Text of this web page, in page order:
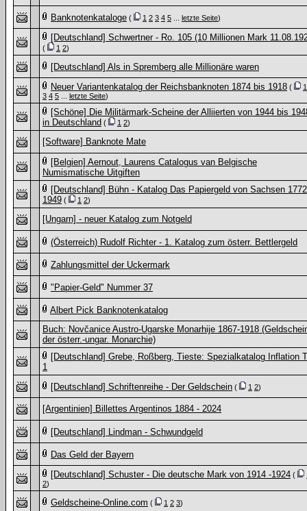
Banknotenkataloge ( 1 2 3 4 5 letzte Seite)
[Deutschland] Schwertner - Ro. 105 (10 Millionen Mark
( 1 2)
[Deutschland] Als in Spremberg alle Millionäre waren
Neuer Variantenkatalog der Reichsbanknoten 1874 bis 1918 (
1
3 4 5 letzte Seite)
[Schöne] Die Militärmark-Scheine der Alliierten von 1944 bis
in Deutschland ( 1 2)
[Software] Banknote Mate
[Belgien] Aernout, Laurens Catalogus van Belgische
Numismatische Uitgiften
[Deutschland] Bühn - Katalog Das Papiergeld von Sachsen
1949 ( 1 2)
[Ungarn] - neuer Katalog zum Notgeld
(Österreich) Rudolf Richter - 1. Katalog zum österr. Bettlergeld
Zahlungsmittel der Uckermark
"Papier-Geld" Nummer 37
Albert Pick Banknotenkatalog
Buch: Novčanice Austro-Ugarske Monarhije 1867-1918
der österr.-ungar. Monarchie)
[Deutschland] Grebe, Roßberg, Tieste: Spezialkatalog Inflation
1
[Deutschland] Schriftenreihe - Der Geldschein ( 1 2)
[Argentinien] Billettes Argentinos 1884 - 2024
[Deutschland] Lindman - Schwundgeld
Das Geld der Bayern
[Deutschland] Schuster - Die deutsche Mark von 1914 -1924 (
2)
Geldscheine-Online.com ( 1 2 3)